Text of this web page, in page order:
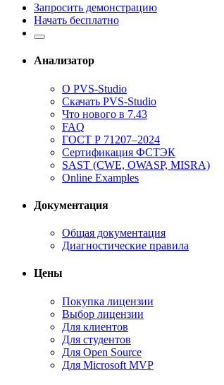
Запросить демонстрацию
Начать бесплатно
Анализатор
О PVS-Studio
Скачать PVS-Studio
Что нового в 7.43
FAQ
ГОСТ Р 71207–2024
Сертификация ФСТЭК
SAST (CWE, OWASP, MISRA)
Online Examples
Документация
Общая документация
Диагностические правила
Цены
Покупка лицензии
Выбор лицензии
Для клиентов
Для студентов
Для Open Source
Для Microsoft MVP